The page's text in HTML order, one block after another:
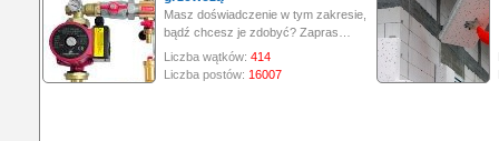
Masz doświadczenie w tym zakresie,
bądź chcesz je zdobyć? Zapras…
Liczba wątków: 414
Liczba postów: 16007